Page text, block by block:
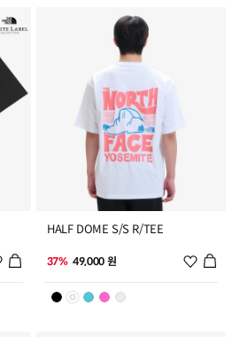
위시리스트 추가
HALF DOME S/S R/TEE
49,000 원
37% 위시